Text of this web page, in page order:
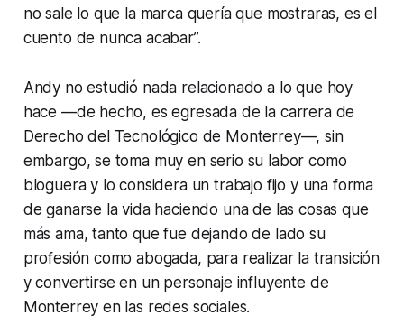
no sale lo que la marca quería que mostraras, es el
cuento de nunca acabar”.
Andy no estudió nada relacionado a lo que hoy
hace —de hecho, es egresada de la carrera de
Derecho del Tecnológico de Monterrey—, sin
embargo, se toma muy en serio su labor como
bloguera y lo considera un trabajo fijo y una forma
de ganarse la vida haciendo una de las cosas que
más ama, tanto que fue dejando de lado su
profesión como abogada, para realizar la transición
y convertirse en un personaje influyente de
Monterrey en las redes sociales.